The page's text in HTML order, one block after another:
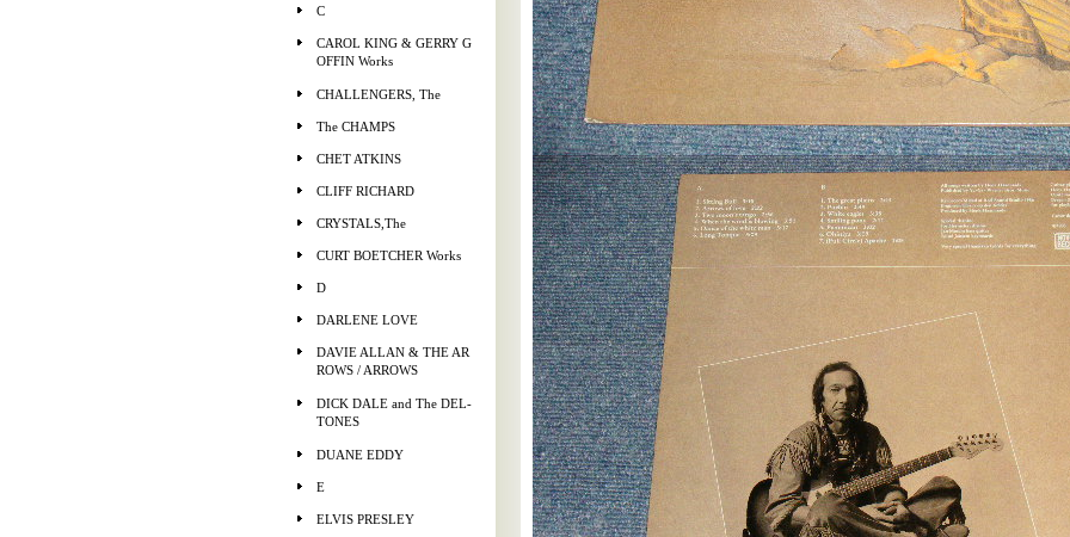
C
CAROL KING & GERRY G
OFFIN Works
CHALLENGERS, The
The CHAMPS
CHET ATKINS
CLIFF RICHARD
CRYSTALS,The
CURT BOETCHER Works
D
DARLENE LOVE
DAVIE ALLAN & THE AR
ROWS / ARROWS
DICK DALE and The DEL-
TONES
DUANE EDDY
E
ELVIS PRESLEY